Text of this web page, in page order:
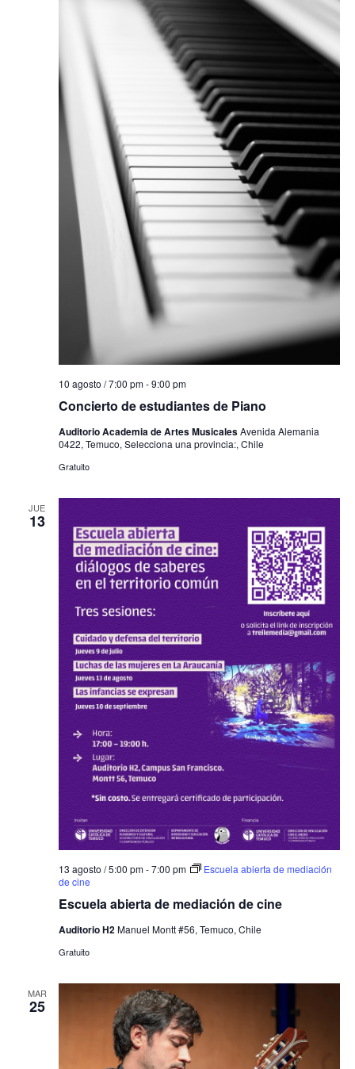
Concierto de estudiantes de Piano
10 agosto / 7:00 pm-9:00 pm
Auditorio Academia de Artes MusicalesAvenida Alemania
0422, Temuco, Selecciona una provincia:, Chile
Gratuito
JUE
13
Escuela abierta de mediación de cine
13 agosto / 5:00 pm-7:00 pm
Escuela abierta de mediación
de cine
Auditorio H2Manuel Montt #56, Temuco, Chile
Gratuito
MAR
25